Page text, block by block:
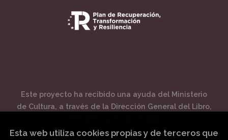
Este proyecto ha recibido una ayuda del Ministerio
de Cultura, a través de la Dirección General del Libro,
Esta web utiliza cookies propias y de terceros que